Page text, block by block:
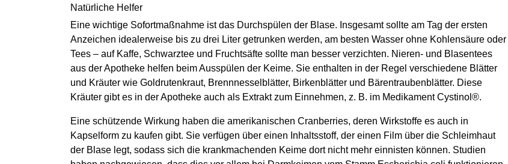
Natürliche Helfer
Eine wichtige Sofortmaßnahme ist das Durchspülen der Blase. Insgesamt sollte am Tag der ersten
Anzeichen idealerweise bis zu drei Liter getrunken werden, am besten Wasser ohne Kohlensäure oder
Tees – auf Kaffe, Schwarztee und Fruchtsäfte sollte man besser verzichten. Nieren- und Blasentees
aus der Apotheke helfen beim Ausspülen der Keime. Sie enthalten in der Regel verschiedene Blätter
und Kräuter wie Goldrutenkraut, Brennnesselblätter, Birkenblätter und Bärentraubenblätter. Diese
Kräuter gibt es in der Apotheke auch als Extrakt zum Einnehmen, z. B. im Medikament Cystinol®.
Eine schützende Wirkung haben die amerikanischen Cranberries, deren Wirkstoffe es auch in
Kapselform zu kaufen gibt. Sie verfügen über einen Inhaltsstoff, der einen Film über die Schleimhaut
der Blase legt, sodass sich die krankmachenden Keime dort nicht mehr einnisten können. Studien